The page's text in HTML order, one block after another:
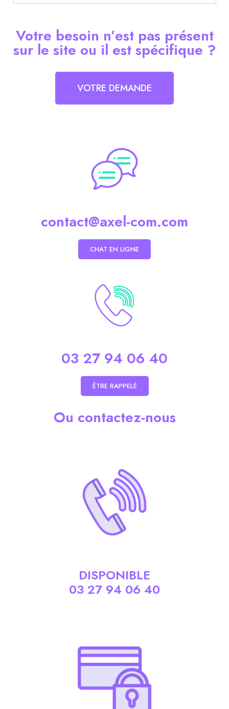
Votre besoin n’est pas présent
sur le site ou il est spécifique ?
VOTRE DEMANDE
contact@axel-com.com
CHAT EN LIGNE
03 27 94 06 40
ÊTRE RAPPELÉ
Ou contactez-nous
DISPONIBLE
03 27 94 06 40